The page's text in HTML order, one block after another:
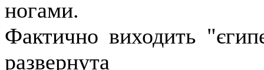
ногами.
Фактично виходить
развернута